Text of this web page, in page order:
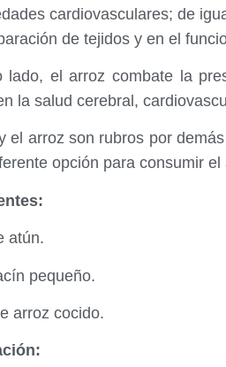
cardiovasculares; de
de tejidos y en el
lado, el arroz combate la
la salud cerebral,
el arroz son rubros por
opción para consumir
atún.
pequeño.
arroz cocido.